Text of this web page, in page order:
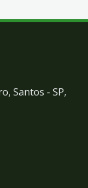
Santos - SP,